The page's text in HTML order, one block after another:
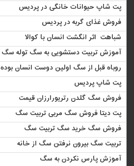
پت شاپ حیوانات خانگی در پردیس
فروش غذای گربه در پردیس
شباهت اثر انگشت انسان با کوالا
آموزش تربیت دستشویی به سگ توله سگ
روباه قبل از سگ اولین دوست انسان بوده
پت شاپ پردیس
فروش سگ گلدن رتریورارزان قیمت
پت دیتا فروش سگ مربی تربیت سگ
فروش سگ خرید سگ تربیت سگ
تربیت سگ بیرون نرفتن سگ از خانه
آموزش پارس نکردن به سگ